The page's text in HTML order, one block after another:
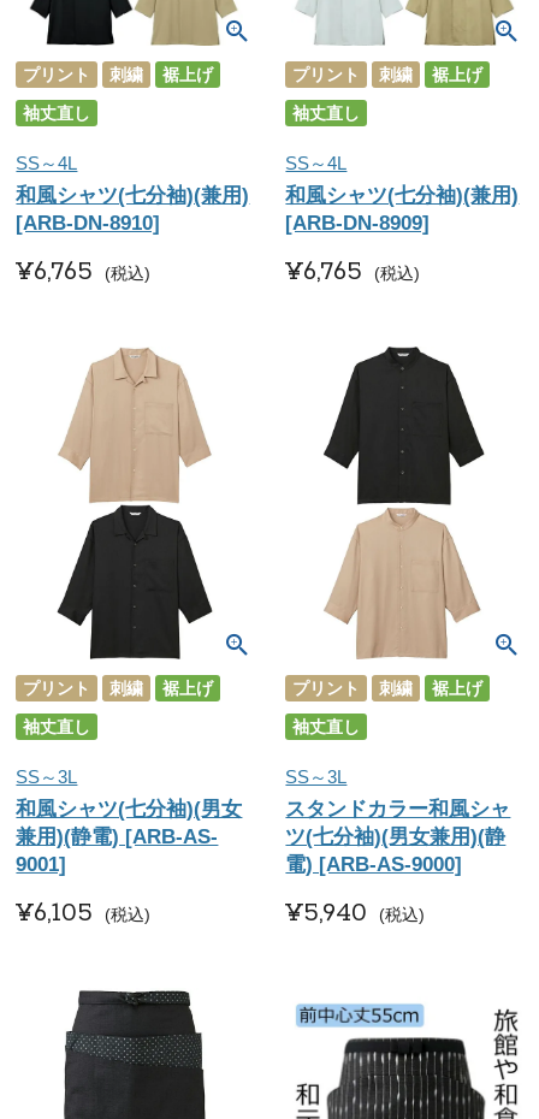
プリント 刺繍
裾上げ
袖丈直し
SS～4L
和風シャツ(七分袖)(兼用)
[ARB-DN-8910]
¥6,765 税込
プリント 刺繍
裾上げ
袖丈直し
SS～4L
和風シャツ(七分袖)(兼用)
[ARB-DN-8909]
¥6,765 税込
プリント 刺繍
裾上げ
袖丈直し
SS～3L
和風シャツ(七分袖)(男女
兼用)(静電) [ARB-AS-
9001]
¥6,105 税込
プリント 刺繍
裾上げ
袖丈直し
SS～3L
スタンドカラー和風シャ
ツ(七分袖)(男女兼用)(静
電) [ARB-AS-9000]
¥5,940 税込